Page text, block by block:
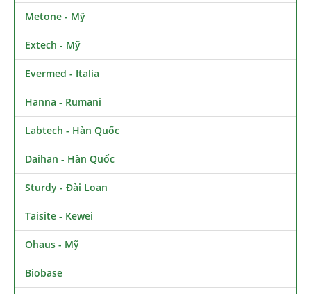
Metone - Mỹ
Extech - Mỹ
Evermed - Italia
Hanna - Rumani
Labtech - Hàn Quốc
Daihan - Hàn Quốc
Sturdy - Đài Loan
Taisite - Kewei
Ohaus - Mỹ
Biobase